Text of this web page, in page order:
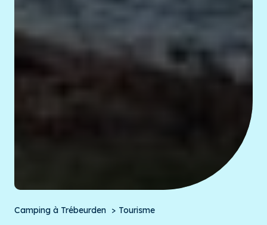
Camping à Trébeurden Tourisme